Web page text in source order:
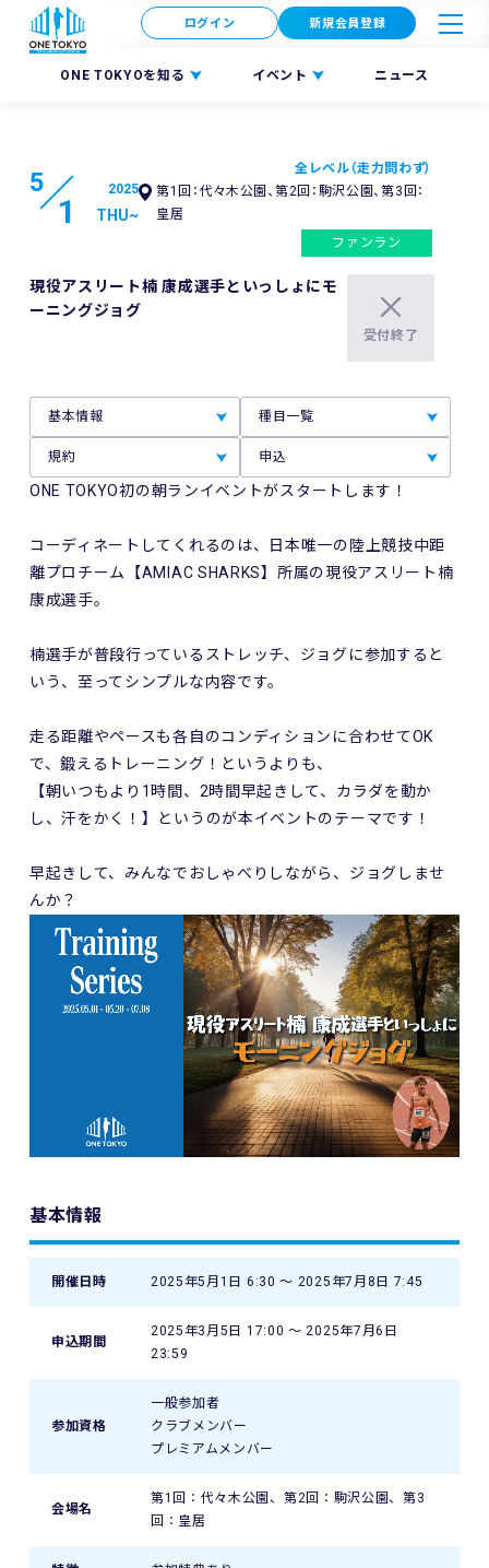
ONE TOKYOを知る イベント ニュース
ログイン 新規会員登録
5
1
2025
THU~
全レベル（走力問わず）
第1回：代々木公園、第2回：駒沢公園、第3回：
皇居
ファンラン
現役アスリート楠 康成選手といっしょにモ
ーニングジョグ
受付終了
基本情報 種目一覧
規約 申込
ONE TOKYO初の朝ランイベントがスタートします！
コーディネートしてくれるのは、日本唯一の陸上競技中距
離プロチーム【AMIAC SHARKS】所属の現役アスリート楠
康成選手。
楠選手が普段行っているストレッチ、ジョグに参加すると
いう、至ってシンプルな内容です。
走る距離やペースも各自のコンディションに合わせてOK
で、鍛えるトレーニング！というよりも、
【朝いつもより1時間、2時間早起きして、カラダを動か
し、汗をかく！】というのが本イベントのテーマです！
早起きして、みんなでおしゃべりしながら、ジョグしませ
んか？
基本情報
開催日時 2025年5月1日 6:30 〜 2025年7月8日 7:45
申込期間
2025年3月5日 17:00 〜 2025年7月6日
23:59
参加資格
一般参加者
クラブメンバー
プレミアムメンバー
会場名
第1回：代々木公園、第2回：駒沢公園、第3
回：皇居